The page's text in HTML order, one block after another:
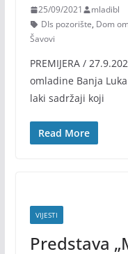
25/09/2021
mladibl
DIs pozorište, Dom
Šavovi
PREMIJERA /
omladine Banja
laki sadržaji koji
Read More
VIJESTI
Predstava